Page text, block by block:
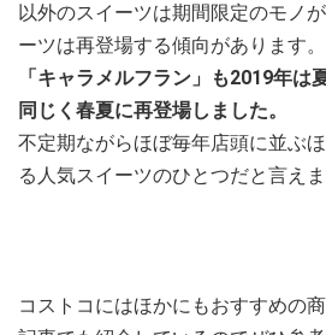
以外のスイーツは期間限定のモノ
ーツは再登場する傾向があります。
「キャラメルフラン」も2019年は
同じく春夏に再登場しました。
不定期ながらほぼ毎年店頭に並ぶ
る人気スイーツのひとつだと言えま
コストコにはほかにもおすすめの